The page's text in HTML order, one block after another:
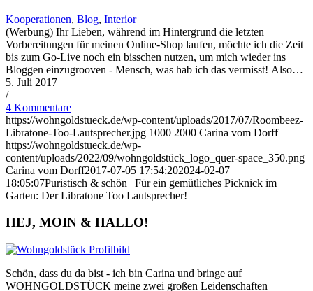
Kooperationen, Blog, Interior
(Werbung) Ihr Lieben, während im Hintergrund die letzten
Vorbereitungen für meinen Online-Shop laufen, möchte ich die Zeit
bis zum Go-Live noch ein bisschen nutzen, um mich wieder ins
Bloggen einzugrooven - Mensch, was hab ich das vermisst! Also…
5. Juli 2017
/
4 Kommentare
https://wohngoldstueck.de/wp-content/uploads/2017/07/Roombeez-
Libratone-Too-Lautsprecher.jpg 1000 2000 Carina vom Dorff
https://wohngoldstueck.de/wp-
content/uploads/2022/09/wohngoldstück_logo_quer-space_350.png
Carina vom Dorff2017-07-05 17:54:202024-02-07
18:05:07Puristisch & schön | Für ein gemütliches Picknick im
Garten: Der Libratone Too Lautsprecher!
HEJ, MOIN & HALLO!
Schön, dass du da bist - ich bin Carina und bringe auf
WOHNGOLDSTÜCK meine zwei großen Leidenschaften